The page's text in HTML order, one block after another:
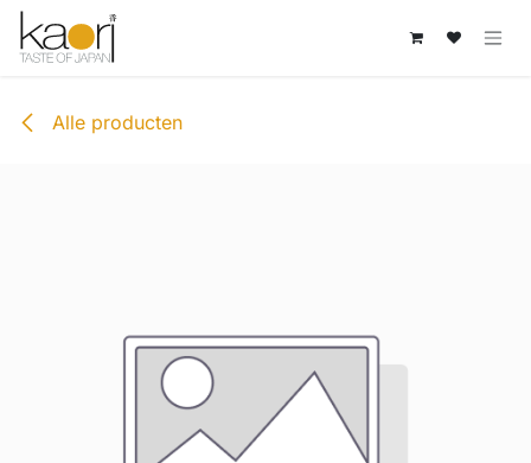
Overslaan naar inhoud
Alle producten